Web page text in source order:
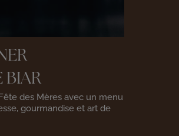
BIAR
des Mères avec un menu
gourmandise et art de